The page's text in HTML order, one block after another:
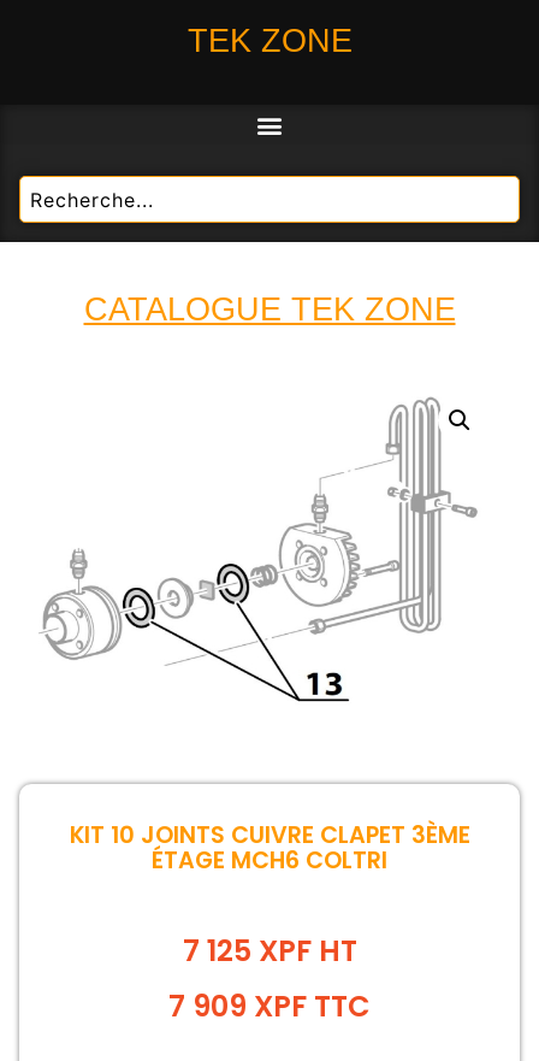
TEK ZONE
CATALOGUE TEK ZONE
KIT 10 JOINTS CUIVRE CLAPET 3ÈME
ÉTAGE MCH6 COLTRI
7 125 XPF HT
7 909 XPF TTC